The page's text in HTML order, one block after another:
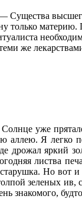
Существа
же
уже
Я легко
яркий
листва
Но
зеленых ив,
знакомого,